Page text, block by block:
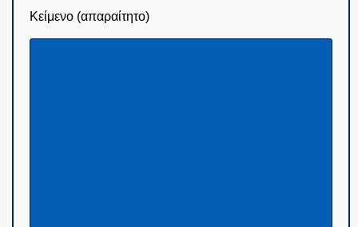
Κείμενο (απαραίτητο)